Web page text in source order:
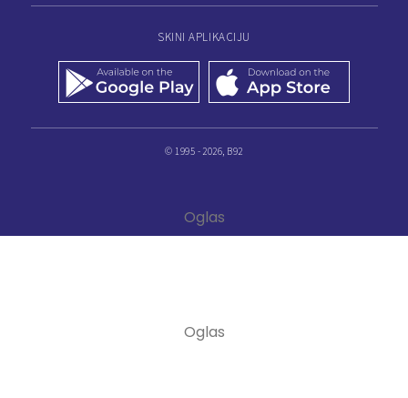
SKINI APLIKACIJU
© 1995 - 2026, B92